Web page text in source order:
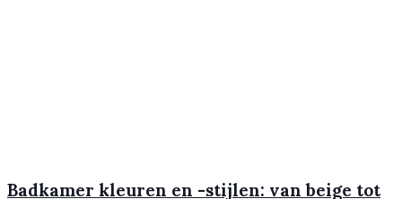
Badkamer kleuren en -stijlen: van beige tot